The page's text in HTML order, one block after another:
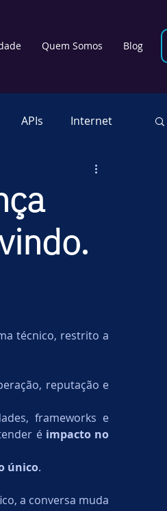
Quem Somos Blog
APIs Internet
DevSecOps
técnico, restrito a
reputação e
frameworks e
é impacto no
único.
a conversa muda